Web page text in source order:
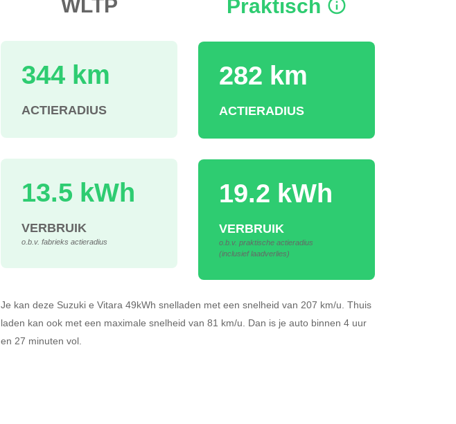
344 km
ACTIERADIUS
13.5 kWh
VERBRUIK
o.b.v. fabrieks actieradius
Praktisch
282 km
ACTIERADIUS
19.2 kWh
VERBRUIK
o.b.v. praktische actieradius
(inclusief laadverlies)
Je kan deze Suzuki e Vitara 49kWh snelladen met een snelheid van 207 km/u. Thuis
laden kan ook met een maximale snelheid van 81 km/u. Dan is je auto binnen 4 uur
en 27 minuten vol.